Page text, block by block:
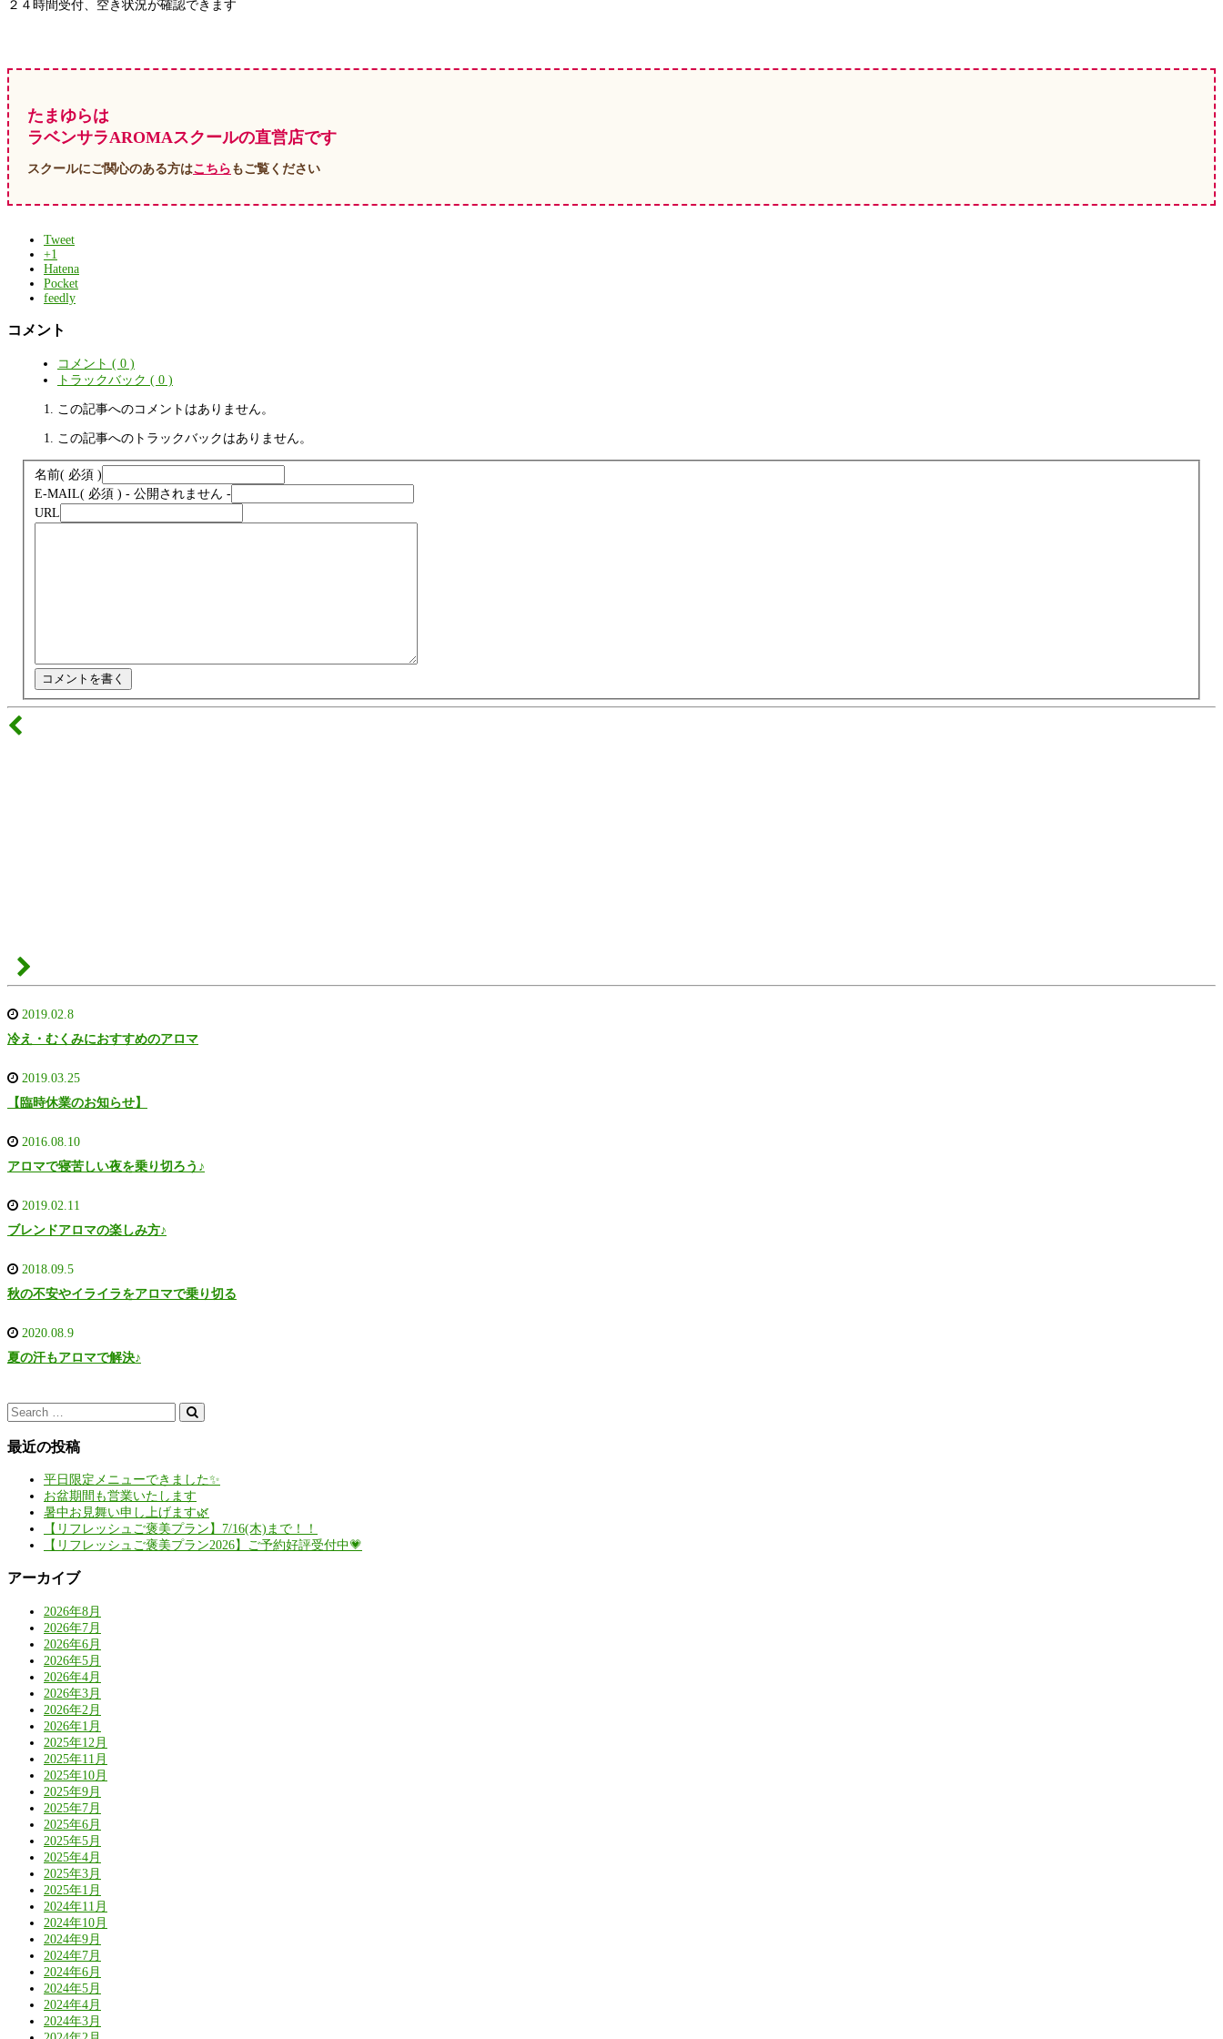
２４時間受付、空き状況が確認できます
たまゆらは
ラベンサラAROMAスクールの直営店です
スクールにご関心のある方はこちら もご覧ください
Tweet
+1
Hatena
Pocket
feedly
コメント
コメント ( 0 )
トラックバック ( 0 )
この記事へのコメントはありません。
この記事へのトラックバックはありません。
名前( 必須 )
E-MAIL( 必須 ) - 公開されません -
URL
2019.02.8
冷え・むくみにおすすめのアロマ
2019.03.25
【臨時休業のお知らせ】
2016.08.10
アロマで寝苦しい夜を乗り切ろう♪
2019.02.11
ブレンドアロマの楽しみ方♪
2018.09.5
秋の不安やイライラをアロマで乗り切る
2020.08.9
夏の汗もアロマで解決♪
最近の投稿
平日限定メニューできました✨
お盆期間も営業いたします
暑中お見舞い申し上げます🌿
【リフレッシュご褒美プラン】7/16(木)まで！！
【リフレッシュご褒美プラン2026】ご予約好評受付中💗
アーカイブ
2026年8月
2026年7月
2026年6月
2026年5月
2026年4月
2026年3月
2026年2月
2026年1月
2025年12月
2025年11月
2025年10月
2025年9月
2025年7月
2025年6月
2025年5月
2025年4月
2025年3月
2025年1月
2024年11月
2024年10月
2024年9月
2024年7月
2024年6月
2024年5月
2024年4月
2024年3月